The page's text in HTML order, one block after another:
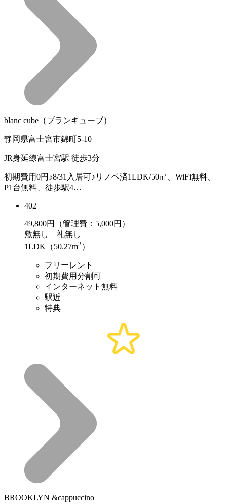
blanc cube（ブランキューブ）
静岡県富士宮市錦町5-10
JR身延線富士宮駅 徒歩3分
初期費用0円♪8/31入居可♪リノベ済1LDK/50㎡、WiFi無料、
P1台無料、徒歩駅4…
402
49,800円（管理費：5,000円）
敷無し 礼無し
1LDK（50.27m2 ）
フリーレント
初期費用分割可
インターネット無料
駅近
特典
BROOKLYN &cappuccino